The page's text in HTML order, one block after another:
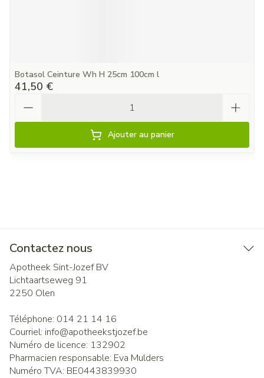
Botasol Ceinture Wh H 25cm 100cm l
41,50 €
Ajouter au panier
Contactez nous
Apotheek Sint-Jozef BV
Lichtaartseweg 91
2250 Olen
Téléphone: 014 21 14 16
Courriel: info@apotheekstjozef.be
Numéro de licence: 132902
Pharmacien responsable: Eva Mulders
Numéro TVA: BE0443839930